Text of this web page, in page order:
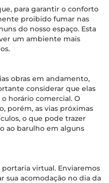
para garantir o conforto
proibido fumar nas
do nosso espaço. Esta
um ambiente mais
obras em andamento,
considerar que elas
horário comercial. O
porém, as vias próximas
o que pode trazer
ao barulho em alguns
virtual. Enviaremos
sua acomodação no dia da